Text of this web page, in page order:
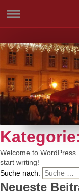
Welcome to
start writing!
Suche nach:
Neueste